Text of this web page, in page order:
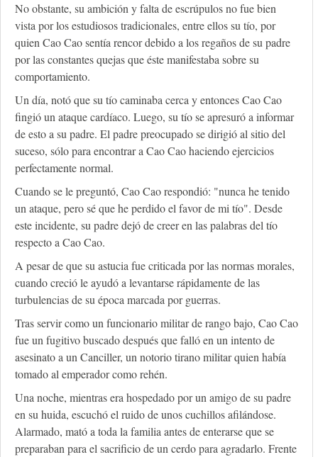
No obstante, su ambición y falta de escrúpulos no fue bien
vista por los estudiosos tradicionales, entre ellos su tío, por
quien Cao Cao sentía rencor debido a los regaños de su padre
por las constantes quejas que éste manifestaba sobre su
comportamiento.
Un día, notó que su tío caminaba cerca y entonces Cao Cao
fingió un ataque cardíaco. Luego, su tío se apresuró a informar
de esto a su padre. El padre preocupado se dirigió al sitio del
suceso, sólo para encontrar a Cao Cao haciendo ejercicios
perfectamente normal.
Cuando se le preguntó, Cao Cao respondió: "nunca he tenido
un ataque, pero sé que he perdido el favor de mi tío". Desde
este incidente, su padre dejó de creer en las palabras del tío
respecto a Cao Cao.
A pesar de que su astucia fue criticada por las normas morales,
cuando creció le ayudó a levantarse rápidamente de las
turbulencias de su época marcada por guerras.
Tras servir como un funcionario militar de rango bajo, Cao Cao
fue un fugitivo buscado después que falló en un intento de
asesinato a un Canciller, un notorio tirano militar quien había
tomado al emperador como rehén.
Una noche, mientras era hospedado por un amigo de su padre
en su huida, escuchó el ruido de unos cuchillos afilándose.
Alarmado, mató a toda la familia antes de enterarse que se
preparaban para el sacrificio de un cerdo para agradarlo. Frente